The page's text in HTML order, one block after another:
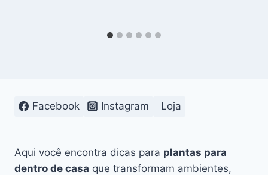
Facebook Instagram Loja
Aqui você encontra dicas para plantas para
dentro de casa que transformam ambientes,